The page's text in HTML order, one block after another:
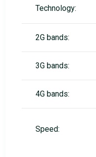
Technology:
2G bands:
3G bands:
4G bands:
Speed: